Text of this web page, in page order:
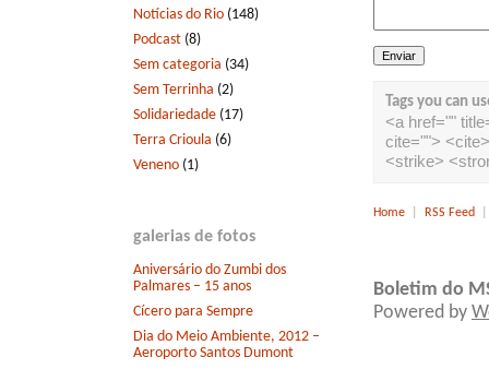
Notícias do Rio (148)
Podcast (8)
Sem categoria (34)
Sem Terrinha (2)
Solidariedade (17)
Terra Crioula (6)
Veneno (1)
galerias de fotos
Aniversário do Zumbi dos
Palmares – 15 anos
Cícero para Sempre
Dia do Meio Ambiente, 2012 –
Aeroporto Santos Dumont
Tags you can
<a href=""
cite="">
<strike>
Home RSS Feed
Boletim do
Powered by